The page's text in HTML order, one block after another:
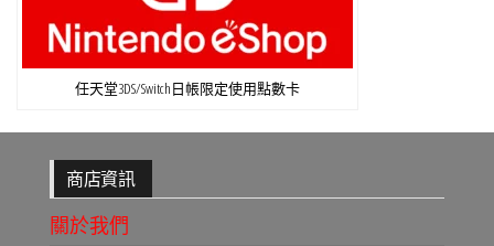
任天堂3DS/Switch日帳限定使用點數卡
商店資訊
關於我們